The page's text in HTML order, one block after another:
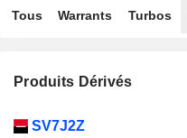
Tous Warrants Turbos
Produits Dérivés
SV7J2Z